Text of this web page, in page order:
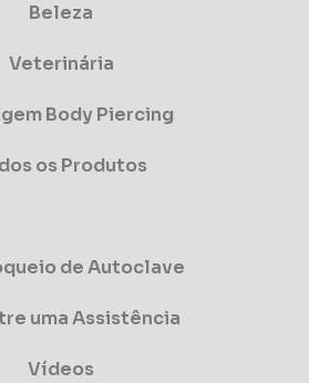
Beleza
Veterinária
Body Piercing
os Produtos
de Autoclave
uma Assistência
Vídeos